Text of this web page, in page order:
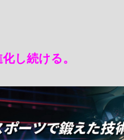
し続ける。